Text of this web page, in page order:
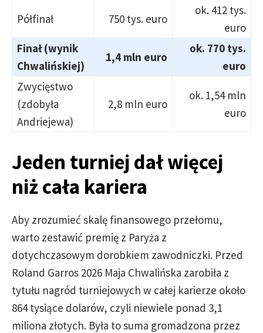
Półfinał 750 tys. euro
ok. 412 tys.
euro
Finał (wynik
Chwalińskiej)
1,4 mln euro
ok. 770 tys.
euro
Zwycięstwo
(zdobyła
Andriejewa)
2,8 mln euro
ok. 1,54 mln
euro
Jeden turniej dał więcej
niż cała kariera
Aby zrozumieć skalę finansowego przełomu,
warto zestawić premię z Paryża z
dotychczasowym dorobkiem zawodniczki. Przed
Roland Garros 2026 Maja Chwalińska zarobiła z
tytułu nagród turniejowych w całej karierze około
864 tysiące dolarów, czyli niewiele ponad 3,1
miliona złotych. Była to suma gromadzona przez